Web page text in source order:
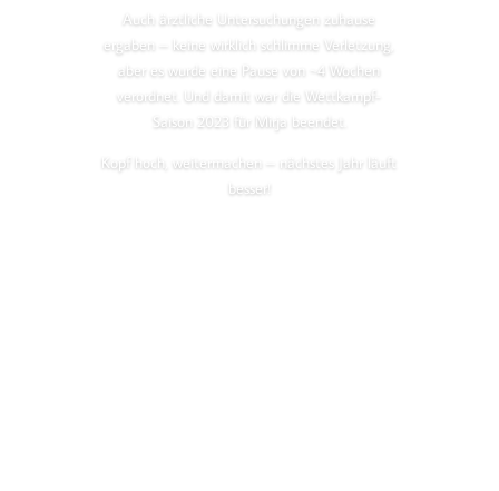
Auch ärztliche Untersuchungen zuhause
ergaben – keine wirklich schlimme Verletzung,
aber es wurde eine Pause von ~4 Wochen
verordnet. Und damit war die Wettkampf-
Saison 2023 für Mirja beendet.
Kopf hoch, weitermachen – nächstes Jahr läuft
besser!